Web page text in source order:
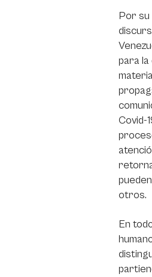
Por su
para
Covid-
otros.
En